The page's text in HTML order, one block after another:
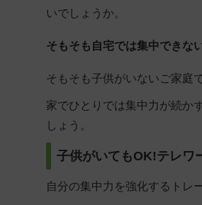
いでしょうか。
そもそも自宅では集中でき
そもそも子供がいないご家庭
家でひとりでは集中力が続か
しょう。
子供がいてもOK!テレワ
自分の集中力を強化するトレ